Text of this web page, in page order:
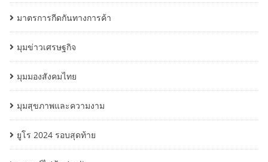
มาตรการกีดกันทางการค้า
มุมข่าวเศรษฐกิจ
มุมมองสังคมไทย
มุมสุขภาพและความงาม
ยูโร 2024 รอบสุดท้าย